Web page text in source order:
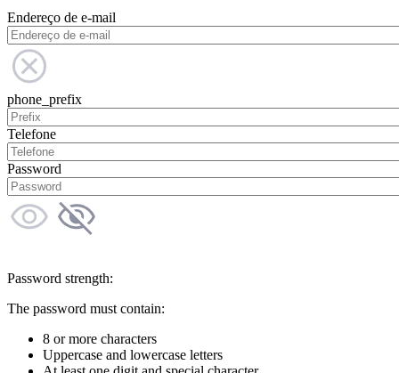
Endereço de e-mail
phone_prefix
Telefone
Password
Password strength:
The password must contain:
8 or more characters
Uppercase and lowercase letters